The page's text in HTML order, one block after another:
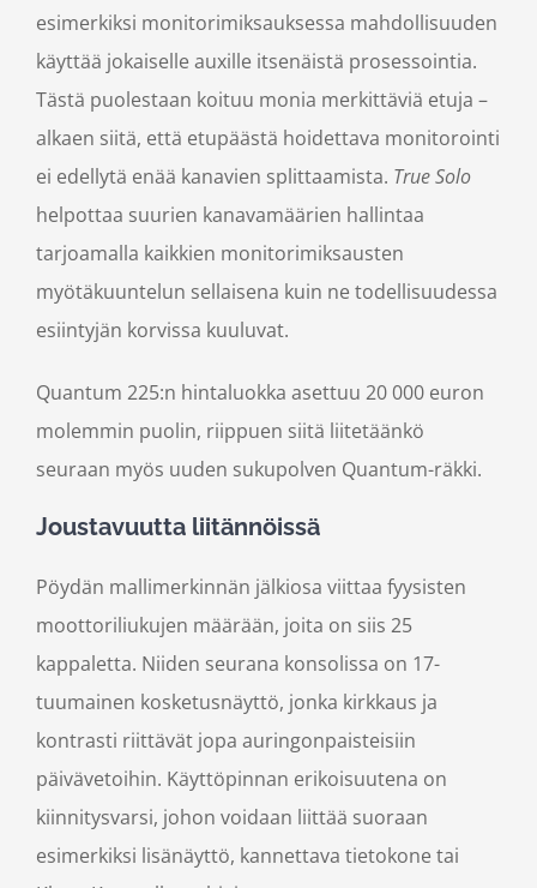
esimerkiksi monitorimiksauksessa mahdollisuuden
käyttää jokaiselle auxille itsenäistä prosessointia.
Tästä puolestaan koituu monia merkittäviä etuja –
alkaen siitä, että etupäästä hoidettava monitorointi
ei edellytä enää kanavien splittaamista. True Solo
helpottaa suurien kanavamäärien hallintaa
tarjoamalla kaikkien monitorimiksausten
myötäkuuntelun sellaisena kuin ne todellisuudessa
esiintyjän korvissa kuuluvat.
Quantum 225:n hintaluokka asettuu 20 000 euron
molemmin puolin, riippuen siitä liitetäänkö
seuraan myös uuden sukupolven Quantum-räkki.
Joustavuutta liitännöissä
Pöydän mallimerkinnän jälkiosa viittaa fyysisten
moottoriliukujen määrään, joita on siis 25
kappaletta. Niiden seurana konsolissa on 17-
tuumainen kosketusnäyttö, jonka kirkkaus ja
kontrasti riittävät jopa auringonpaisteisiin
päivävetoihin. Käyttöpinnan erikoisuutena on
kiinnitysvarsi, johon voidaan liittää suoraan
esimerkiksi lisänäyttö, kannettava tietokone tai